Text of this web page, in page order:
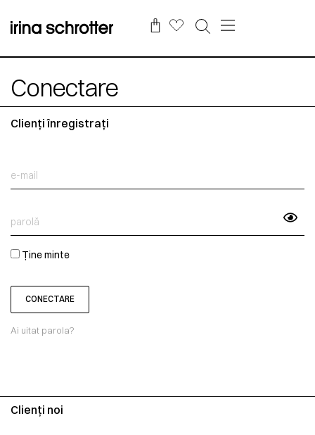
Conectare
Clienți înregistrați
Ține minte
Ai uitat parola?
Clienți noi